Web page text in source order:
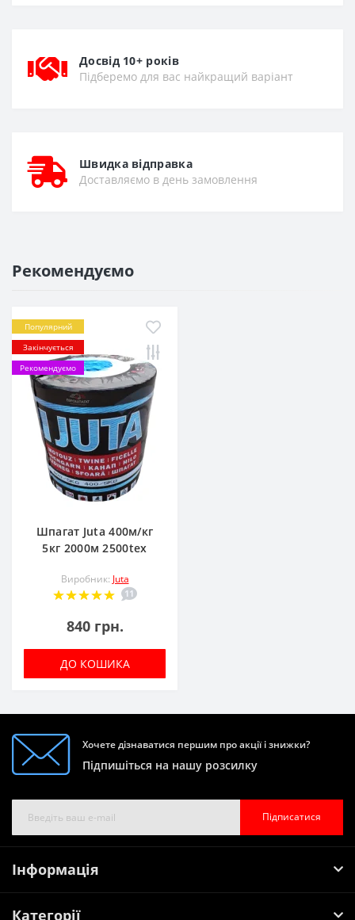
Досвід 10+ років
Підберемо для вас найкращий варіант
Швидка відправка
Доставляємо в день замовлення
Рекомендуємо
Популярний
Закінчується
Рекомендуємо
Шпагат Juta 400м/кг
5кг 2000м 2500tex
Виробник: Juta
11
840 грн.
ДО КОШИКА
Хочете дізнаватися першим про акції і знижки?
Підпишіться на нашу розсилку
Підписатися
Інформація
Категорії